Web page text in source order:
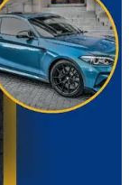
Nuevo